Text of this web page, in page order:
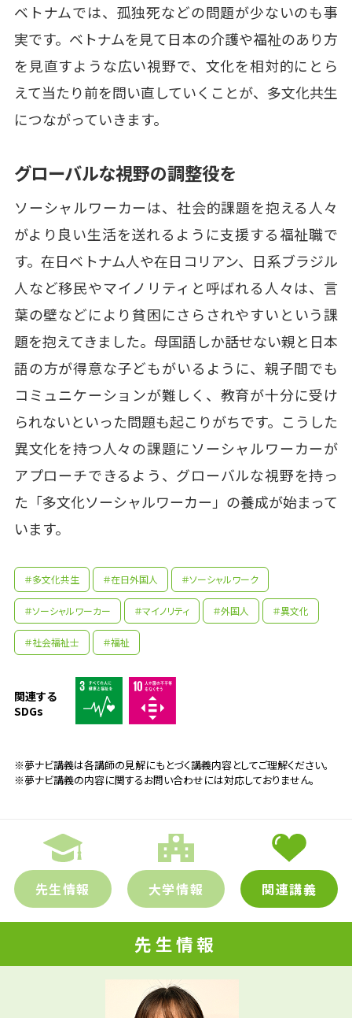
ベトナムでは、孤独死などの問題が少ないのも事
実です。ベトナムを見て日本の介護や福祉のあり方
を見直すような広い視野で、文化を相対的にとら
えて当たり前を問い直していくことが、多文化共生
につながっていきます。
グローバルな視野の調整役を
ソーシャルワーカーは、社会的課題を抱える人々
がより良い生活を送れるように支援する福祉職で
す。在日ベトナム人や在日コリアン、日系ブラジル
人など移民やマイノリティと呼ばれる人々は、言
葉の壁などにより貧困にさらされやすいという課
題を抱えてきました。母国語しか話せない親と日本
語の方が得意な子どもがいるように、親子間でも
コミュニケーションが難しく、教育が十分に受け
られないといった問題も起こりがちです。こうした
異文化を持つ人々の課題にソーシャルワーカーが
アプローチできるよう、グローバルな視野を持っ
た「多文化ソーシャルワーカー」の養成が始まって
います。
＃多文化共生 ＃在日外国人 ＃ソーシャルワーク
＃ソーシャルワーカー ＃マイノリティ ＃外国人 ＃異文化
＃社会福祉士 ＃福祉
関連する
SDGs
※夢ナビ講義は各講師の見解にもとづく講義内容としてご理解ください。
※夢ナビ講義の内容に関するお問い合わせには対応しておりません。
先生情報 大学情報 関連講義
先生情報